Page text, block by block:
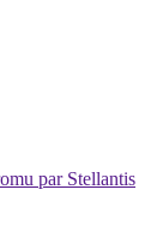
par Stellantis